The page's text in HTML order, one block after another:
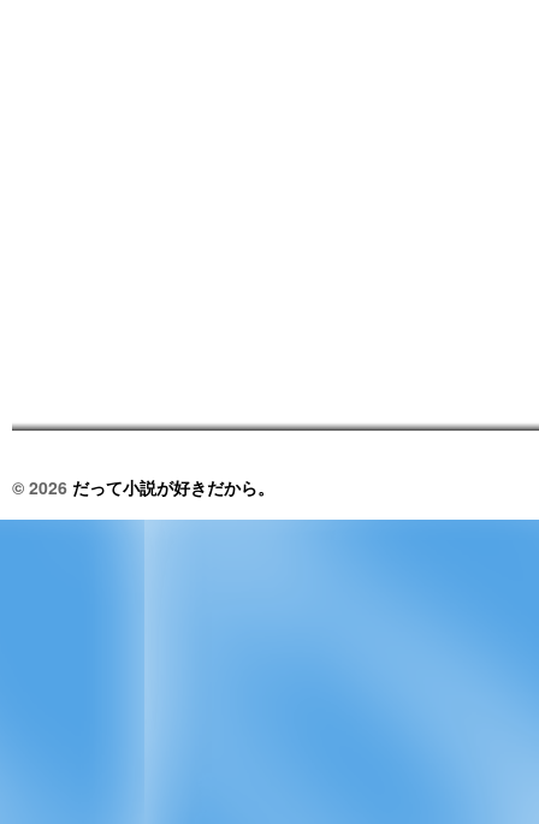
© 2026 だって小説が好きだから。